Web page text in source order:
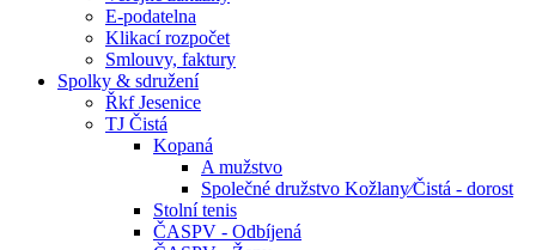
E-podatelna
Klikací rozpočet
Smlouvy, faktury
Spolky & sdružení
Řkf Jesenice
TJ Čistá
Kopaná
A mužstvo
Společné družstvo Kožlany⁄Čistá - dorost
Stolní tenis
ČASPV - Odbíjená